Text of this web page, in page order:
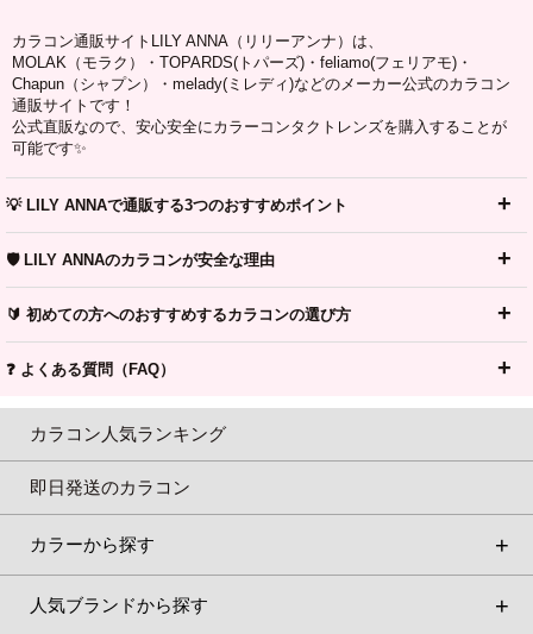
カラコン通販サイトLILY ANNA（リリーアンナ）は、
MOLAK（モラク）・TOPARDS(トパーズ)・feliamo(フェリアモ)・
Chapun（シャプン）・melady(ミレディ)などのメーカー公式のカラコン
通販サイトです！
公式直販なので、安心安全にカラーコンタクトレンズを購入することが
可能です✨
💡 LILY ANNAで通販する3つのおすすめポイント
🛡️ LILY ANNAのカラコンが安全な理由
🔰 初めての方へのおすすめするカラコンの選び方
❓ よくある質問（FAQ）
カラコン人気ランキング
即日発送のカラコン
カラーから探す
人気ブランドから探す